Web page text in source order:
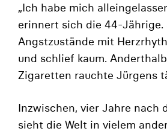
„Ich habe mich
erinnert sich die 44-Jährige.
Angstzustände mit
und schlief kaum.
Zigaretten rauchte Jürgens
Inzwischen, vier Jahre nach
sieht die Welt in vielem